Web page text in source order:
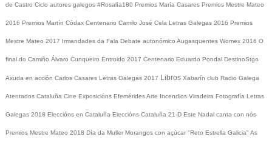
de Castro Ciclo autores galegos #Rosalía180 Premios María Casares Premios Mestre Mateo
2016 Premios Martín Códax Centenario Camilo José Cela Letras Galegas 2016 Premios
Mestre Mateo 2017 Irmandades da Fala Debate autonómico Augasquentes Womex 2016 O
final do Camiño Álvaro Cunqueiro Entroido 2017 Centenario Eduardo Pondal DestinoStgo
Axuda en acción Carlos Casares Letras Galegas 2017 Libros Xabarín club Radio Galega
Atentados Cataluña Cine Exposicións EfeméridesArte Incendios Viradeira Fotografía Letras
Galegas 2018 Eleccións en Cataluña Eleccións Cataluña 21-D Este Nadal canta con nós
Premios Mestre Mateo 2018 Día da Muller Morangos con açúcar "Reto Estrella Galicia" As